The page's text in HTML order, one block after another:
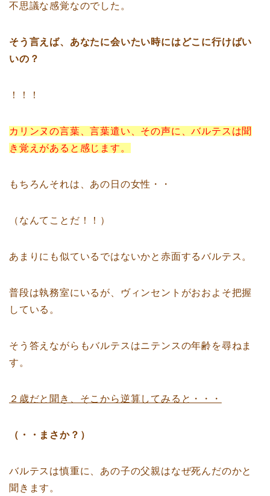
不思議な感覚なのでした。
そう言えば、あなたに会いたい時にはどこに行けばい
いの？
！！！
カリンヌの言葉、言葉遣い、その声に、バルテスは聞
き覚えがあると感じます。
もちろんそれは、あの日の女性・・
（なんてことだ！！）
あまりにも似ているではないかと赤面するバルテス。
普段は執務室にいるが、ヴィンセントがおおよそ把握
している。
そう答えながらもバルテスはニテンスの年齢を尋ねま
す。
２歳だと聞き、そこから逆算してみると・・・
（・・まさか？）
バルテスは慎重に、あの子の父親はなぜ死んだのかと
聞きます。